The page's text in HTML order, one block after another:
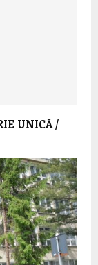
UNICĂ /